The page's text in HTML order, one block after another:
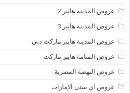
عروض المدينة هايبر 2
عروض المدينة هايبر 3
عروض المدينة هايبر ماركت دبي
عروض المنامة هايبر ماركت
عروض النهضة المصرية
عروض اي ستي الإمارات